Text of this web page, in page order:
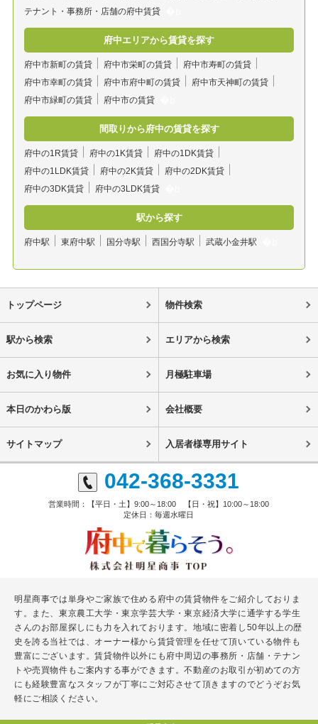
テナント・事務所・店舗の府中賃貸
府中エリアから賃貸を探す
府中市新町の賃貸 府中市栄町の賃貸
府中市寿町の賃貸
府中市幸町の賃貸
府中市府中町の賃貸
府中市天神町の賃貸
府中市緑町の賃貸
府中市の賃貸
間取りから府中の賃貸を探す
府中の1R賃貸 府中の1K賃貸
府中の1DK賃貸
府中の1LDK賃貸
府中の2K賃貸
府中の2DK賃貸
府中の3DK賃貸
府中の3LDK賃貸
駅から探す
府中駅 東府中駅 国分寺駅 西国分寺駅 武蔵小金井駅
トップページ 物件検索
駅から検索 エリアから検索
お気に入り物件 月極駐車場
本日のかわら版 会社概要
サイトマップ 入居者様専用サイト
042-368-3331
営業時間：【平日・土】9:00～18:00 【日・祝】10:00～18:00
定休日：毎週水曜日
明星商事では単身やご家族で住める府中の賃貸物件をご紹介しておりま
す。また、東京農工大学・東京学芸大学・東京経済大学に通学する学生
さんのお部屋探しにも力を入れております。地域に密着し50年以上の歴
史を誇る当社では、オーナー様から賃貸管理を任せて頂いている物件も
豊富にございます。賃貸物件以外にも府中周辺の事務所・店舗・テナン
トや売買物件もご案内する事ができます。不動産のお取引が初めての方
にも経験豊富なスタッフが丁寧にご対応させて頂きますのでどうぞお気
軽にご相談ください。